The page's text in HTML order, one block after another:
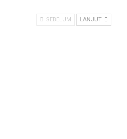
SEBELUM LANJUT